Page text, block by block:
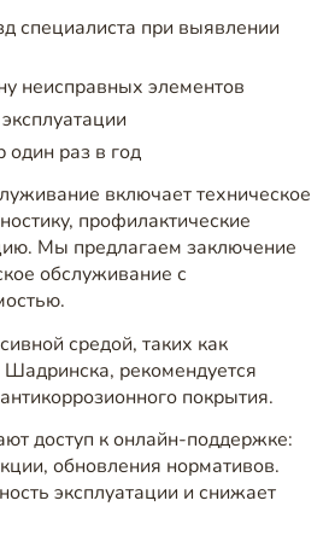
специалиста при выявлении
неисправных элементов
раз в год
включает техническое
профилактические
Мы предлагаем заключение
обслуживание с
средой, таких как
рекомендуется
покрытия.
доступ к онлайн-поддержке:
обновления нормативов.
эксплуатации и снижает